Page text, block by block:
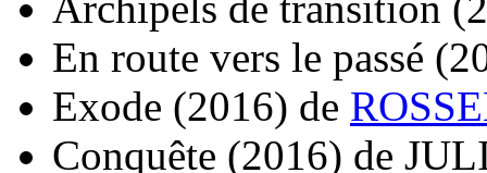
En route vers le passé
Exode (2016) de
Conquête (2016) de